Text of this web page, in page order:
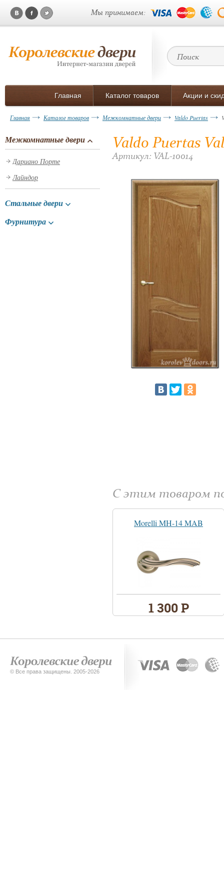
Мы принимаем:
Главная Каталог товаров Акции и
Главная Каталог товаров Межкомнатные двери Valdo Puertas
Межкомнатные двери
Дариано Порте
Лайндор
Стальные двери
Фурнитура
Valdo Puertas
Артикул: VAL-10014
С этим товаром
Morelli MH-14 MAB
1 300 Р
© Все права защищены. 2005-2026